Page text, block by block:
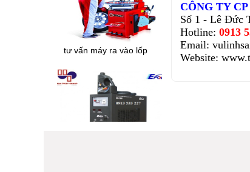
Thiết bị phân tích khí xả
động cơ diesel
Chi tiết
tư vấn máy ra vào lốp
CÔNG TY
Số 1 - Lê Đức
Hotline: 0913
Email:
Website: